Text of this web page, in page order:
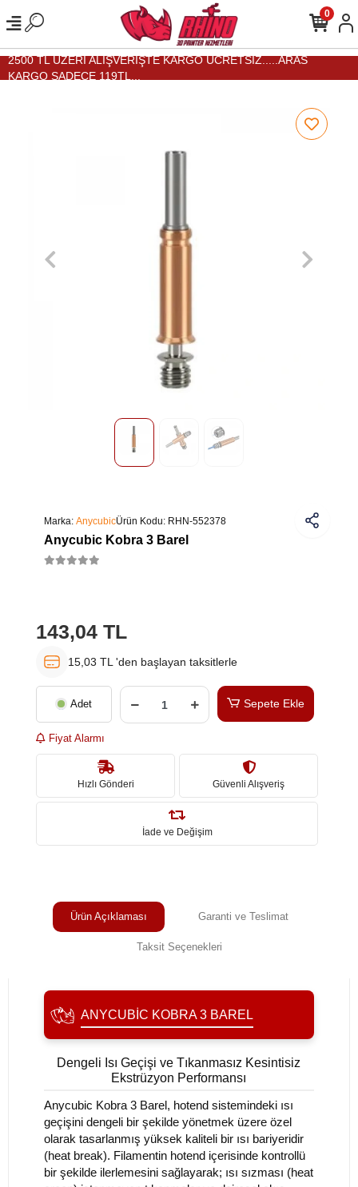
2500 TL ÜZERİ ALIŞVERİŞTE KARGO ÜCRETSİZ.....ARAS
KARGO SADECE 119TL...
0
Marka: AnycubicÜrün Kodu: RHN-552378
Anycubic Kobra 3 Barel
143,04 TL
15,03 TL 'den başlayan taksitlerle
Adet Sepete Ekle
Fiyat Alarmı
Hızlı Gönderi Güvenli Alışveriş
İade ve Değişim
Ürün Açıklaması Garanti ve Teslimat
Taksit Seçenekleri
ANYCUBIC KOBRA 3 BAREL
Dengeli Isı Geçişi ve Tıkanmasız Kesintisiz
Ekstrüzyon Performansı
Anycubic Kobra 3 Barel, hotend sistemindeki ısı
geçişini dengeli bir şekilde yönetmek üzere özel
olarak tasarlanmış yüksek kaliteli bir ısı bariyeridir
(heat break). Filamentin hotend içerisinde kontrollü
bir şekilde ilerlemesini sağlayarak; ısı sızması (heat